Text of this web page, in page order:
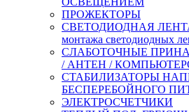
ПРОЖЕКТОРЫ
СВЕТОДИОДНАЯ ЛЕНТА
монтажа светодиодных
СЛАБОТОЧНЫЕ
/ АНТЕН /
СТАБИЛИЗАТОРЫ
БЕСПЕРЕБОЙНОГО
ЭЛЕКТРОСЧЕТЧИКИ